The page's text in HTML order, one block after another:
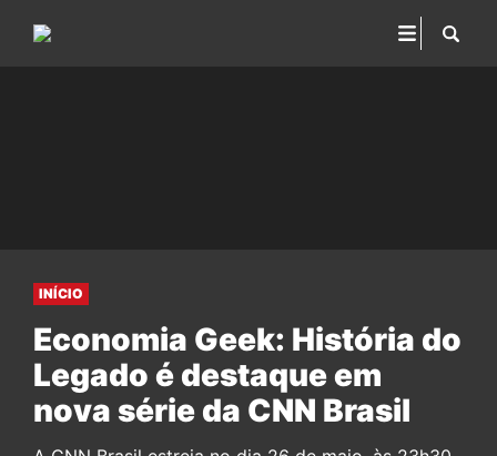
INÍCIO
Economia Geek: História do
Legado é destaque em
nova série da CNN Brasil